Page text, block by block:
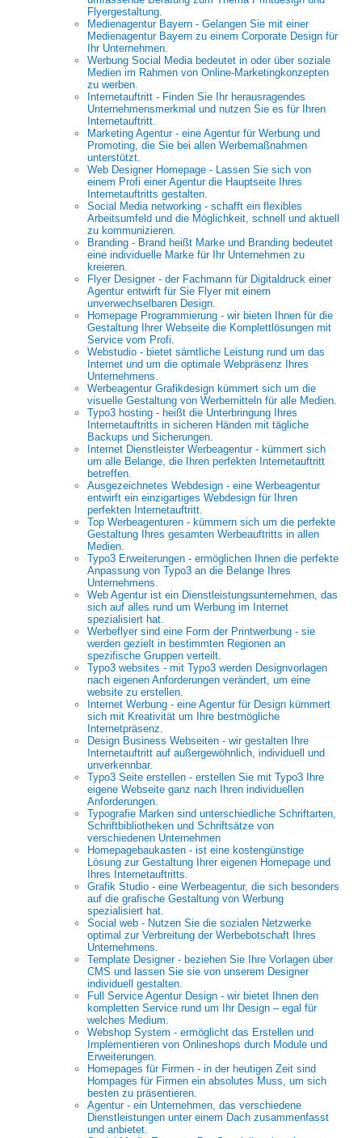
Flyergestaltung.
Medienagentur Bayern - Gelangen Sie mit einer
Medienagentur Bayern zu einem Corporate Design für
Ihr Unternehmen.
Werbung Social Media bedeutet in oder über soziale
Medien im Rahmen von Online-Marketingkonzepten
zu werben.
Internetauftritt - Finden Sie Ihr herausragendes
Unternehmensmerkmal und nutzen Sie es für Ihren
Internetauftritt.
Marketing Agentur - eine Agentur für Werbung und
Promoting, die Sie bei allen Werbemaßnahmen
unterstützt.
Web Designer Homepage - Lassen Sie sich von
einem Profi einer Agentur die Hauptseite Ihres
Internetauftritts gestalten.
Social Media networking - schafft ein flexibles
Arbeitsumfeld und die Möglichkeit, schnell und aktuell
zu kommunizieren.
Branding - Brand heißt Marke und Branding bedeutet
eine individuelle Marke für Ihr Unternehmen zu
kreieren.
Flyer Designer - der Fachmann für Digitaldruck einer
Agentur entwirft für Sie Flyer mit einem
unverwechselbaren Design.
Homepage Programmierung - wir bieten Ihnen für die
Gestaltung Ihrer Webseite die Komplettlösungen mit
Service vom Profi.
Webstudio - bietet sämtliche Leistung rund um das
Internet und um die optimale Webpräsenz Ihres
Unternehmens.
Werbeagentur Grafikdesign kümmert sich um die
visuelle Gestaltung von Werbemitteln für alle Medien.
Typo3 hosting - heißt die Unterbringung Ihres
Internetauftritts in sicheren Händen mit tägliche
Backups und Sicherungen.
Internet Dienstleister Werbeagentur - kümmert sich
um alle Belange, die Ihren perfekten Internetauftritt
betreffen.
Ausgezeichnetes Webdesign - eine Werbeagentur
entwirft ein einzigartiges Webdesign für Ihren
perfekten Internetauftritt.
Top Werbeagenturen - kümmern sich um die perfekte
Gestaltung Ihres gesamten Werbeauftritts in allen
Medien.
Typo3 Erweiterungen - ermöglichen Ihnen die perfekte
Anpassung von Typo3 an die Belange Ihres
Unternehmens.
Web Agentur ist ein Dienstleistungsunternehmen, das
sich auf alles rund um Werbung im Internet
spezialisiert hat.
Werbeflyer sind eine Form der Printwerbung - sie
werden gezielt in bestimmten Regionen an
spezifische Gruppen verteilt.
Typo3 websites - mit Typo3 werden Designvorlagen
nach eigenen Anforderungen verändert, um eine
website zu erstellen.
Internet Werbung - eine Agentur für Design kümmert
sich mit Kreativität um Ihre bestmögliche
Internetpräsenz.
Design Business Webseiten - wir gestalten Ihre
Internetauftritt auf außergewöhnlich, individuell und
unverkennbar.
Typo3 Seite erstellen - erstellen Sie mit Typo3 Ihre
eigene Webseite ganz nach Ihren individuellen
Anforderungen.
Typografie Marken sind unterschiedliche Schriftarten,
Schriftbibliotheken und Schriftsätze von
verschiedenen Unternehmen
Homepagebaukasten - ist eine kostengünstige
Lösung zur Gestaltung Ihrer eigenen Homepage und
Ihres Internetauftritts.
Grafik Studio - eine Werbeagentur, die sich besonders
auf die grafische Gestaltung von Werbung
spezialisiert hat.
Social web - Nutzen Sie die sozialen Netzwerke
optimal zur Verbreitung der Werbebotschaft Ihres
Unternehmens.
Template Designer - beziehen Sie Ihre Vorlagen über
CMS und lassen Sie sie von unserem Designer
individuell gestalten.
Full Service Agentur Design - wir bietet Ihnen den
kompletten Service rund um Ihr Design – egal für
welches Medium.
Webshop System - ermöglicht das Erstellen und
Implementieren von Onlineshops durch Module und
Erweiterungen.
Homepages für Firmen - in der heutigen Zeit sind
Hompages für Firmen ein absolutes Muss, um sich
besten zu präsentieren.
Agentur - ein Unternehmen, das verschiedene
Dienstleistungen unter einem Dach zusammenfasst
und anbietet.